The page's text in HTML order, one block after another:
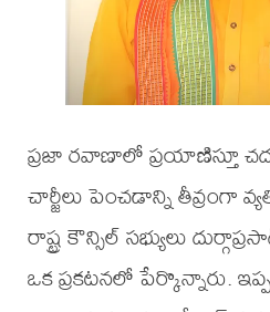
ప్రజా రవాణాలో ప్రయాణిస్తూ
చార్జీలు పెంచడాన్ని తీవ్రంగా
రాష్ట్ర కౌన్సిల్ సభ్యులు
ఒక ప్రకటనలో పేర్కొన్నారు.